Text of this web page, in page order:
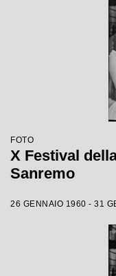
FOTO
X Festival
Sanremo
26 GENNAIO 1960 - 31